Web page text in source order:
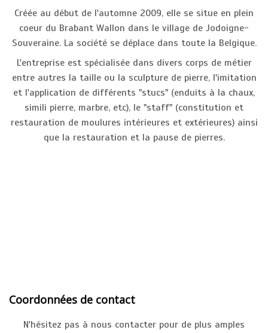
Créée au début de l'automne 2009, elle se situe en plein
coeur du Brabant Wallon dans le village de Jodoigne-
Souveraine. La société se déplace dans toute la Belgique.
L'entreprise est spécialisée dans divers corps de métier
entre autres la taille ou la sculpture de pierre, l'imitation
et l'application de différents "stucs" (enduits à la chaux,
simili pierre, marbre, etc), le "staff" (constitution et
restauration de moulures intérieures et extérieures) ainsi
que la restauration et la pause de pierres.
Coordonnées de contact
N'hésitez pas à nous contacter pour de plus amples